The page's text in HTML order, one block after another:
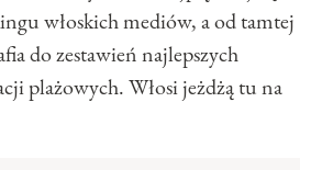
włoskich mediów, a od tamtej
do zestawień najlepszych
plażowych. Włosi jeżdżą tu na